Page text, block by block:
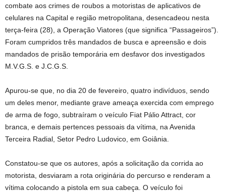
combate aos crimes de roubos a motoristas de aplicativos de
celulares na Capital e região metropolitana, desencadeou nesta
terça-feira (28), a Operação Viatores (que significa “Passageiros”).
Foram cumpridos três mandados de busca e apreensão e dois
mandados de prisão temporária em desfavor dos investigados
M.V.G.S. e J.C.G.S.
Apurou-se que, no dia 20 de fevereiro, quatro indivíduos, sendo
um deles menor, mediante grave ameaça exercida com emprego
de arma de fogo, subtraíram o veículo Fiat Pálio Attract, cor
branca, e demais pertences pessoais da vítima, na Avenida
Terceira Radial, Setor Pedro Ludovico, em Goiânia.
Constatou-se que os autores, após a solicitação da corrida ao
motorista, desviaram a rota originária do percurso e renderam a
vítima colocando a pistola em sua cabeça. O veículo foi